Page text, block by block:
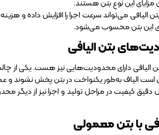
این نوع بتن هستند.
بتن الیافی می‌تواند سرعت اجرا را افزایش
این بتن محسوب می‌شود.
بتن الیافی
بتن الیافی دارای محدودیت‌هایی نیز هست. یکی
الیاف به‌طور یکنواخت در بتن پخش نشوند و
دقیق کیفیت در مراحل تولید و اجرا نیز از دیگر
با بتن معمولی